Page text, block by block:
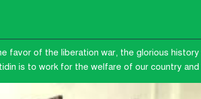
favor of the liberation war, the glorious
is to work for the welfare of our country